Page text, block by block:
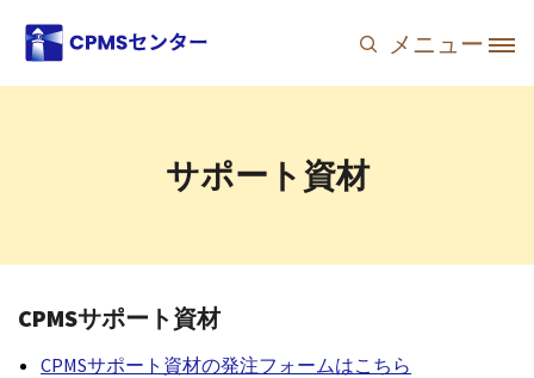
Site Logo メニュー
サポート資材
CPMSサポート資材
CPMSサポート資材の発注フォームはこちら